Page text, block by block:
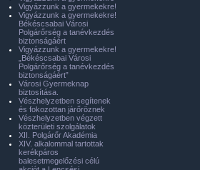
Vigyázzunk a gyermekekre!
Vigyázzunk a gyermekekre!
Békéscsabai Városi
Polgárőrség a tanévkezdés
biztonságáért
Vigyázzunk a gyermekekre!
„Békéscsabai Városi
Polgárőrség a tanévkezdés
biztonságáért”
Városi Gyermeknap
biztosítása.
Vészhelyzetben segítenek
és fokozottan járőröznek
Vészhelyzetben végzett
közterületi szolgálatok
XII. Polgárőr Akadémia
XIV. alkalommal tartottak
kerékpáros
balesetmegelőzési célú